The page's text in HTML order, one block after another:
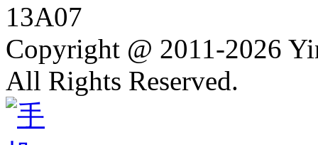
13A07
Copyright @ 2011-2026
All Rights Reserved.